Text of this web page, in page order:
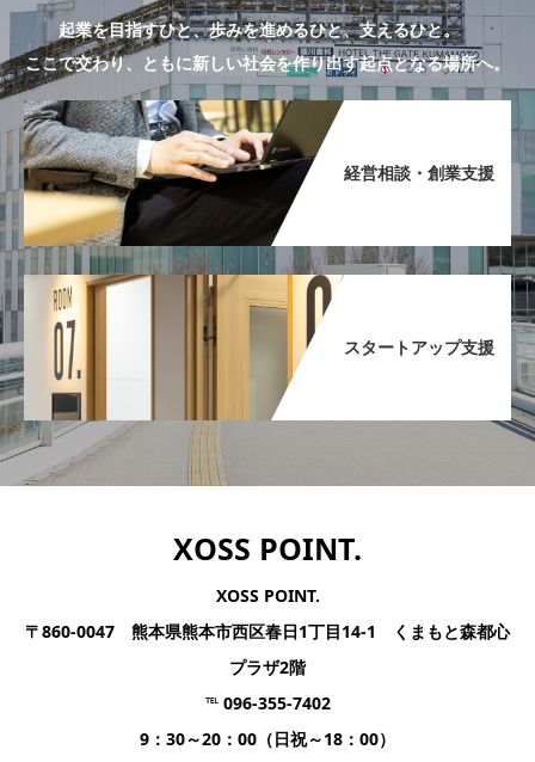
起業を目指すひと、歩みを進めるひと、支えるひと。
ここで交わり、ともに新しい社会を作り出す起点となる場所へ。
経営相談・創業支援​
スタートアップ支援​
XOSS POINT.
XOSS POINT.
〒860-0047 熊本県熊本市西区春日1丁目14-1 くまもと森都心
プラザ2階
℡ 096-355-7402
9：30～20：00（日祝～18：00）